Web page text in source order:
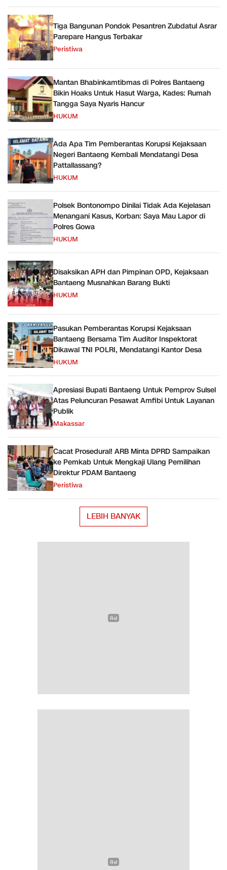
Tiga Bangunan Pondok Pesantren Zubdatul Asrar
Parepare Hangus Terbakar
Peristiwa
Mantan Bhabinkamtibmas di Polres Bantaeng
Bikin Hoaks Untuk Hasut Warga, Kades: Rumah
Tangga Saya Nyaris Hancur
HUKUM
Ada Apa Tim Pemberantas Korupsi Kejaksaan
Negeri Bantaeng Kembali Mendatangi Desa
Pattallassang?
HUKUM
Polsek Bontonompo Dinilai Tidak Ada Kejelasan
Menangani Kasus, Korban: Saya Mau Lapor di
Polres Gowa
HUKUM
Disaksikan APH dan Pimpinan OPD, Kejaksaan
Bantaeng Musnahkan Barang Bukti
HUKUM
Pasukan Pemberantas Korupsi Kejaksaan
Bantaeng Bersama Tim Auditor Inspektorat
Dikawal TNI POLRI, Mendatangi Kantor Desa
HUKUM
Apresiasi Bupati Bantaeng Untuk Pemprov Sulsel
Atas Peluncuran Pesawat Amfibi Untuk Layanan
Publik
Makassar
Cacat Prosedural! ARB Minta DPRD Sampaikan
ke Pemkab Untuk Mengkaji Ulang Pemilihan
Direktur PDAM Bantaeng
Peristiwa
LEBIH BANYAK